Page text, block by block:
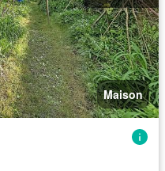
Maison